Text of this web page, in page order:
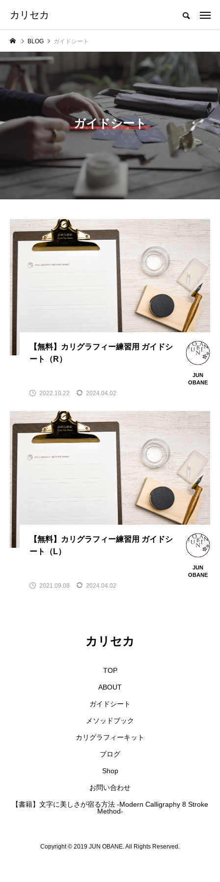
カリセカ
BLOG ガイドシート
ガイドシート
【無料】カリグラフィー練習用 ガイドシ
ート（R）
JUN
OBANE
2022.10.22 2024.04.02
【無料】カリグラフィー練習用 ガイドシ
ート（L）
JUN
OBANE
2021.09.08 2024.04.02
カリセカ
TOP
ABOUT
ガイドシート
メソッドブック
カリグラフィーキット
ブログ
Shop
お問い合わせ
【書籍】文字に美しさが宿る方法 -Modern Calligraphy 8 Stroke
Method-
Copyright © 2019 JUN OBANE. All Rights Reserved.